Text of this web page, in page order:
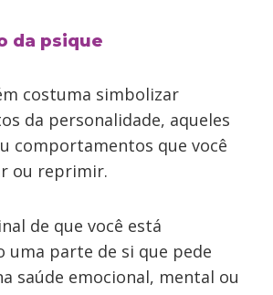
da psique
costuma simbolizar
da personalidade, aqueles
comportamentos que você
ou reprimir.
de que você está
uma parte de si que pede
saúde emocional, mental ou